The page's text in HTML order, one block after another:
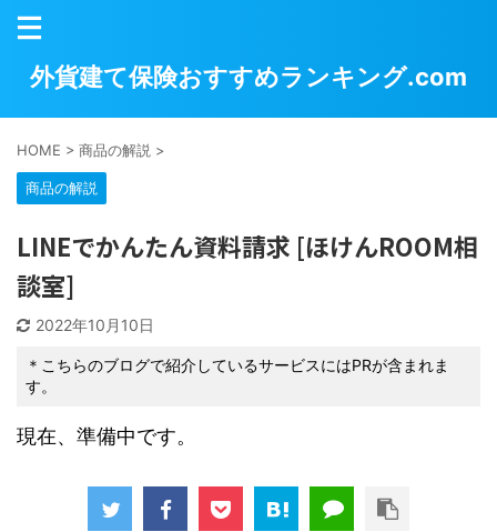
外貨建て保険おすすめランキング.com
HOME > 商品の解説 >
商品の解説
LINEでかんたん資料請求 [ほけんROOM相
談室]
2022年10月10日
＊こちらのブログで紹介しているサービスにはPRが含まれま
す。
現在、準備中です。